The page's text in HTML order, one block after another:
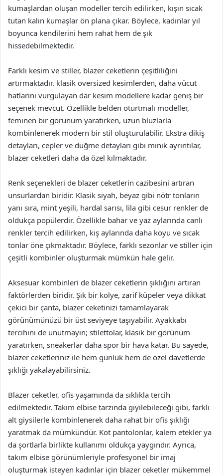
kumaşlardan oluşan modeller tercih edilirken, kışın sıcak
tutan kalın kumaşlar ön plana çıkar. Böylece, kadınlar yıl
boyunca kendilerini hem rahat hem de şık
hissedebilmektedir.
Farklı kesim ve stiller, blazer ceketlerin çeşitliliğini
artırmaktadır. klasik oversized kesimlerden, daha vücut
hatlarını vurgulayan dar kesim modellere kadar geniş bir
seçenek mevcut. Özellikle belden oturtmalı modeller,
feminen bir görünüm yaratırken, uzun bluzlarla
kombinlenerek modern bir stil oluşturulabilir. Ekstra dikiş
detayları, cepler ve düğme detayları gibi minik ayrıntılar,
blazer ceketleri daha da özel kılmaktadır.
Renk seçenekleri de blazer ceketlerin cazibesini artıran
unsurlardan biridir. Klasik siyah, beyaz gibi nötr tonların
yanı sıra, mint yeşili, hardal sarısı, lila gibi cesur renkler de
oldukça popülerdir. Özellikle bahar ve yaz aylarında canlı
renkler tercih edilirken, kış aylarında daha koyu ve sıcak
tonlar öne çıkmaktadır. Böylece, farklı sezonlar ve stiller için
çeşitli kombinler oluşturmak mümkün hale gelir.
Aksesuar kombinleri de blazer ceketlerin şıklığını artıran
faktörlerden biridir. Şık bir kolye, zarif küpeler veya dikkat
çekici bir çanta, blazer ceketinizi tamamlayarak
görünümünüzü bir üst seviyeye taşıyabilir. Ayakkabı
tercihini de unutmayın; stilettolar, klasik bir görünüm
yaratırken, sneakerlar daha spor bir hava katar. Bu sayede,
blazer ceketleriniz ile hem günlük hem de özel davetlerde
şıklığı yakalayabilirsiniz.
Blazer ceketler, ofis yaşamında da sıklıkla tercih
edilmektedir. Takım elbise tarzında giyilebileceği gibi, farklı
alt giysilerle kombinlenerek daha rahat bir ofis şıklığı
yaratmak da mümkündür. Kot pantolonlar, kalem etekler ya
da şortlarla birlikte kullanımı oldukça yaygındır. Ayrıca,
takım elbise görünümleriyle profesyonel bir imaj
oluşturmak isteyen kadınlar için blazer ceketler mükemmel